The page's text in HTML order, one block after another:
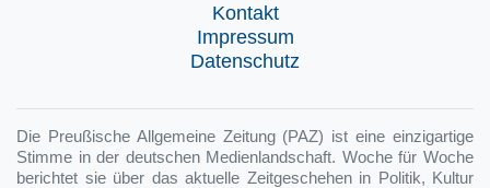
Kontakt
Impressum
Datenschutz
Die Preußische Allgemeine Zeitung (PAZ) ist eine einzigartige
Stimme in der deutschen Medienlandschaft. Woche für Woche
berichtet sie über das aktuelle Zeitgeschehen in Politik, Kultur